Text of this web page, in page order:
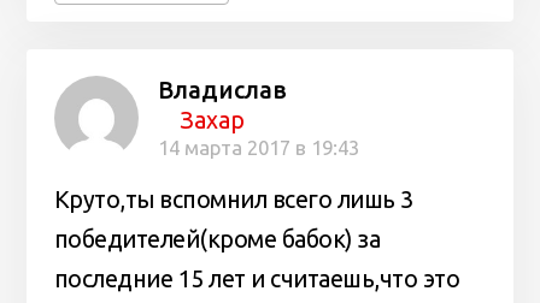
Владислав
Захар
14 марта 2017 в 19:43
Круто,ты вспомнил всего лишь 3
победителей(кроме бабок) за
последние 15 лет и считаешь,что это